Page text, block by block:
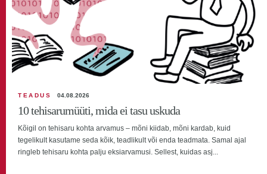
TEADUS 04.08.2026
10 tehisarumüüti, mida ei tasu uskuda
Kõigil on tehisaru kohta arvamus – mõni kiidab, mõni kardab, kuid
tegelikult kasutame seda kõik, teadlikult või enda teadmata. Samal ajal
ringleb tehisaru kohta palju eksiarvamusi. Sellest, kuidas asj...